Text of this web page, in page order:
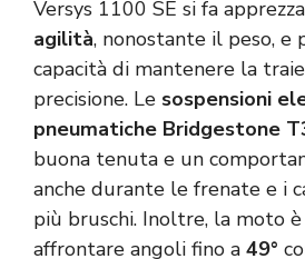
Versys 1100 SE si fa
agilità, nonostante il peso, e
capacità di mantenere la
precisione. Le sospensioni
pneumatiche Bridgestone
buona tenuta e un
anche durante le frenate e i
più bruschi. Inoltre, la moto
affrontare angoli fino a 49°